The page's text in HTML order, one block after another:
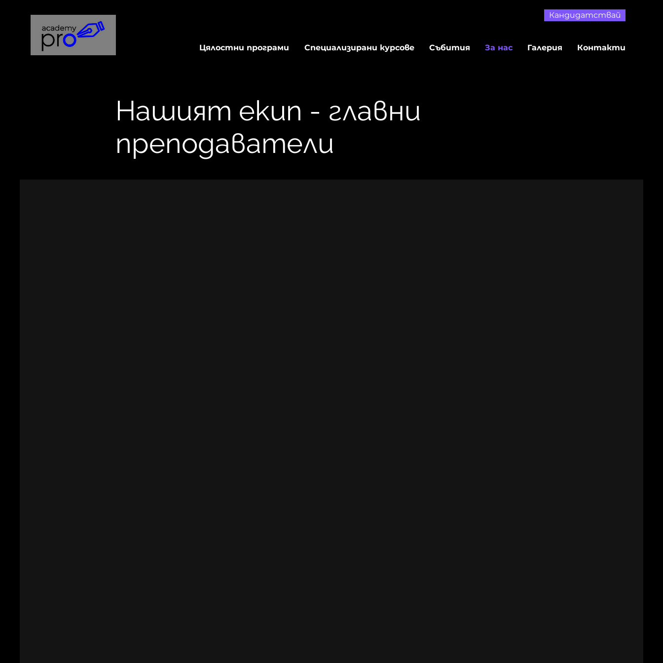
Кандидатствай
Цялостни програми Специализирани курсове Събития За нас Галерия Контакти
Нашият екип - главни
преподаватели